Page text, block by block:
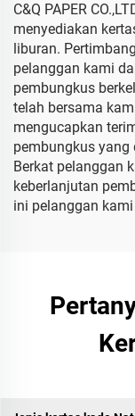
C&Q PAPER
menyediakan
liburan.
pelanggan kami
pembungkus
telah bersama
mengucapkan
pembungkus
Berkat pelanggan
keberlanjutan
ini pelanggan